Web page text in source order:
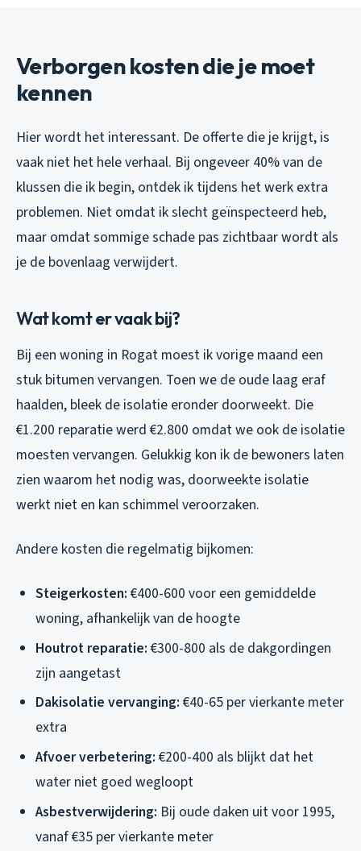
Verborgen kosten die je moet
kennen
Hier wordt het interessant. De offerte die je krijgt, is
vaak niet het hele verhaal. Bij ongeveer 40% van de
klussen die ik begin, ontdek ik tijdens het werk extra
problemen. Niet omdat ik slecht geïnspecteerd heb,
maar omdat sommige schade pas zichtbaar wordt als
je de bovenlaag verwijdert.
Wat komt er vaak bij?
Bij een woning in Rogat moest ik vorige maand een
stuk bitumen vervangen. Toen we de oude laag eraf
haalden, bleek de isolatie eronder doorweekt. Die
€1.200 reparatie werd €2.800 omdat we ook de isolatie
moesten vervangen. Gelukkig kon ik de bewoners laten
zien waarom het nodig was, doorweekte isolatie
werkt niet en kan schimmel veroorzaken.
Andere kosten die regelmatig bijkomen:
Steigerkosten: €400-600 voor een gemiddelde
woning, afhankelijk van de hoogte
Houtrot reparatie: €300-800 als de dakgordingen
zijn aangetast
Dakisolatie vervanging: €40-65 per vierkante meter
extra
Afvoer verbetering: €200-400 als blijkt dat het
water niet goed wegloopt
Asbestverwijdering: Bij oude daken uit voor 1995,
vanaf €35 per vierkante meter